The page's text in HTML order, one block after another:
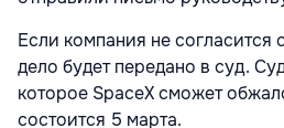
Если компания не согласится
дело будет передано в суд.
которое SpaceX сможет
состоится 5 марта.